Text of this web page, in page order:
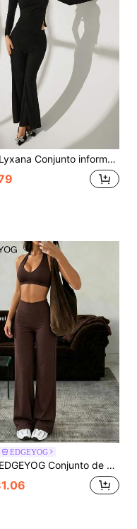
Lyxana Conjunto informal de 2 piezas para mujer, camiseta de manga larga ajustada con decoración metálica y dobladillo asimétrico con volantes + pantalones acampanados ajustados acanalados
EDGEYOG
EDGEYOG Conjunto de 2 piezas para mujer, marrón, deportivo, sexy, con tirantes, escote en V profundo + pantalón acampanado de cintura alta y pierna ancha, para yoga, gimnasio, verano, otoño y vuelta al cole